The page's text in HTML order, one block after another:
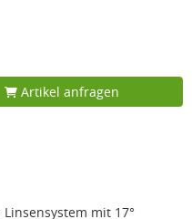
Artikel anfragen
mit 17°